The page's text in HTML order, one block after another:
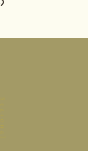
(ナッツ)６個
(レモン)６個
してください。
歳未満の乳児には
Seasonal